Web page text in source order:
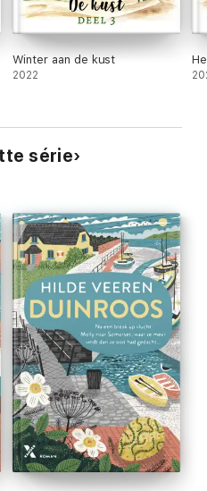
Winter aan de kust
2022
série